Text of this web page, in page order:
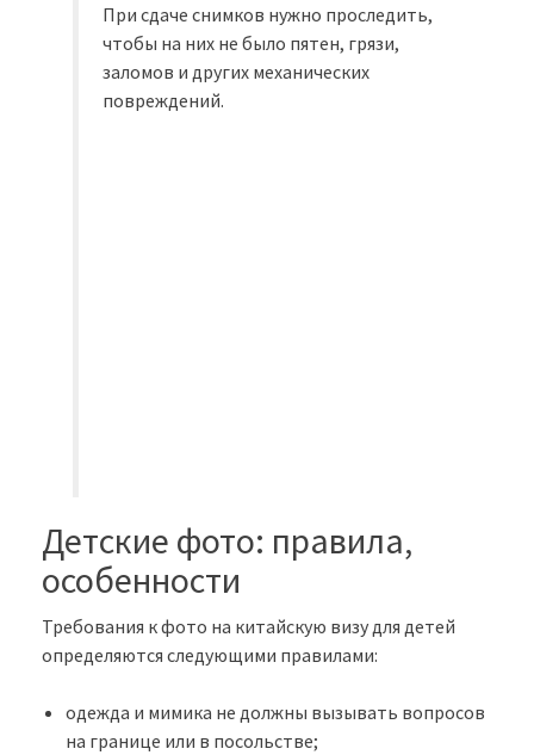
При сдаче снимков нужно проследить,
чтобы на них не было пятен, грязи,
заломов и других механических
повреждений.
Детские фото: правила,
особенности
Требования к фото на китайскую визу для детей
определяются следующими правилами:
одежда и мимика не должны вызывать вопросов
на границе или в посольстве;